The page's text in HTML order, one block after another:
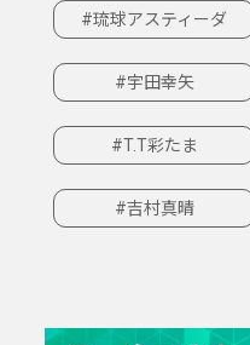
#琉球アスティーダ
#宇田幸矢
#T.T彩たま
#吉村真晴